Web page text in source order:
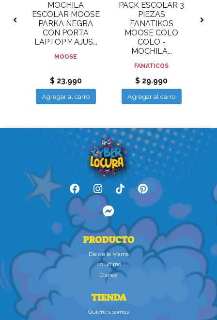
MOCHILA
ESCOLAR MOOSE
PARKA NEGRA
CON PORTA
LAPTOP Y AJUS...
MOOSE
$ 23.990
Agregar al carro
PACK ESCOLAR 3
PIEZAS
FANATIKOS
MOOSE COLO
COLO -
MOCHILA...
FANATICOS
$ 29.990
Agregar al carro
PRODUCTO
Dìa de la Mamà
Lo último
Disney
TIENDA
Quiénes somos